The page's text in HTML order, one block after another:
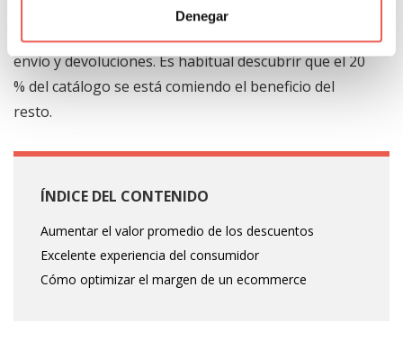
Denegar
Antes de tocar nada, calcula el margen de
contribución por referencia incluyendo captación,
envío y devoluciones. Es habitual descubrir que el 20
% del catálogo se está comiendo el beneficio del
resto.
ÍNDICE DEL CONTENIDO
Aumentar el valor promedio de los descuentos
Excelente experiencia del consumidor
Cómo optimizar el margen de un ecommerce